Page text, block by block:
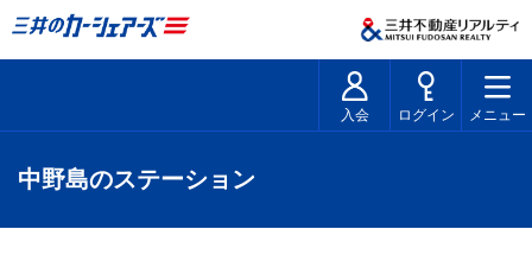
入会 ログイン メニュー
中野島のステーション